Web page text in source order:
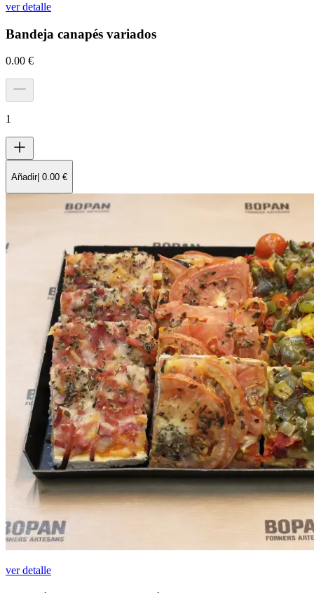
ver detalle
Bandeja canapés variados
0.00 €
1
Añadir| 0.00 €
ver detalle